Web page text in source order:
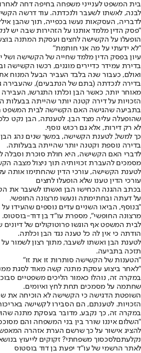
בית המשפט לענייני משפחה בחיפה דחה
לבנה, לאשתו לשעבר ולנכדתה. עוד דרשה הקשישה מהבן להשיב לה
לדבריה, העסקאות נעשו בכפייה, תוך שהבן
"פסק הדין מלמד אותנו על הזהירות שבה יש
הופעלו על הקשישה לחצים ועסקת המתנה
"לא ידעתי על מה אני חותמת"
בדירת עמידר כדיירים מוגנים, רכשו הקשישה
בדירה לנכדתה (בתם של הנתבעים), שהעבירה
מאוחר יותר, כאשר הבן וכלתו התגרשו,
הזכויות על דירה קטנה יותר שהייתה בבעלות
בתביעה שהגישה האם הקשישה לבית המשפט
שהופעלה עליה מצד הבן. לטענתה, הבן נקט
לא רק דירות, אלא גם רכוש נוסף.
בדירה נוספת וקטנה יותר שהייתה בבעלותה.
לדברי האם הקשישה, היא חולת סוכרת וסבלה
מסמכים להעברת זכויותיה תוך ניצול מצבה
לטענת הקשישה, עורכי הדין שהחתימו אותה
עורכי הדין טענו שלא הופעלו לחצים
בכתב ההגנה הכחישו הבן ואשתו לשעבר את
על דעתה ובחתימתה ונעשו מרצונה החופשי.
"בנוסף, הביאו השניים עדים נוספים
מרצונה החופשי", מספרת עו"ד בן דוד-בוסטוס.
לבית המשפט אף הוגשו פרוטוקולים של
הודתה כי אין לה כל טענה נגד הבן וכלתה.
לטענת הבן ואשתו לשעבר, מתוך רצון לשמור
תזכה בתביעה.
"הטענות של הקשישה סותרות זו את זו"
"לאחר ביצוע עסקת מתנה קשה מאוד לסגת
במקרה זה, נוהלו כאמור הליכים משפטיים
שחתמה על מסמכים תחת לחץ ואיומים.
השופטת הדגישה כי הקשישה לא הוכיחה את
הזכויות. לטענתם, הם הסבירו לקשישה
במקרה זה, כך נקבע, מדובר בעסקת מתנה
"השלום איננו שורר בין בני המשפחה והם
להציג אישור על כך שרשם הערת אזהרה
נקלעתםלסכסוך משפחתי? זקוקים לייעוץ
לאתר הרשמי של עו"ד יפעת בן דוד בוסטוס